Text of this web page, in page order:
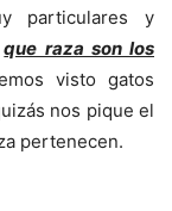
particulares y
que raza son los
visto gatos
nos pique el
pertenecen.